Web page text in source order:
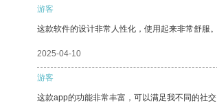
游客
这款软件的设计非常人性化，使用起来非常舒服。
2025-04-10
游客
这款app的功能非常丰富，可以满足我不同的社交